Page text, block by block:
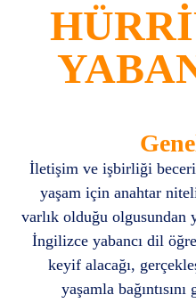
İletişim ve işbirliği
yaşam için anahtar
varlık olduğu
İngilizce yabancı dil
keyif alacağı,
yaşamla